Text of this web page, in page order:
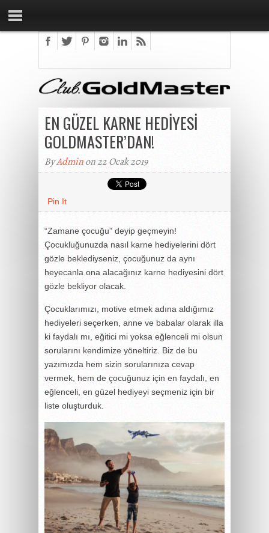
EN GÜZEL KARNE HEDİYESİ
GOLDMASTER’DAN!
ByAdminon 22 Ocak 2019
Pin It
“Zamane çocuğu” deyip geçmeyin!
Çocukluğunuzda nasıl karne hediyelerini dört
gözle beklediyseniz, çocuğunuz da aynı
heyecanla ona alacağınız karne hediyesini dört
gözle bekliyor olacak.
Çocuklarımızı, motive etmek adına aldığımız
hediyeleri seçerken, anne ve babalar olarak illa
ki faydalı mı, eğitici mi yoksa eğlenceli mi olsun
sorularını kendimize yöneltiriz. Biz de bu
yazımızda hem sizin sorularınıza cevap
vermek, hem de çocuğunuz için en faydalı, en
eğlenceli, en güzel hediyeyi seçmeniz için bir
liste oluşturduk.